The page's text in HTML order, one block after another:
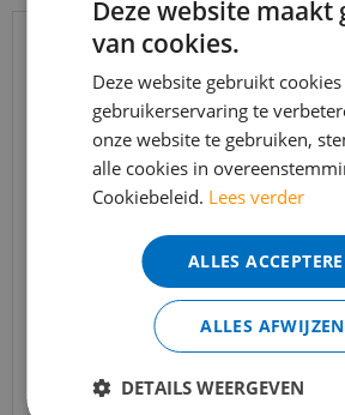
Coral Classic 4750 Warm Black 90
144,50
BEREIKBAARHEID
In verband met de
t/m 14 augustus
bereikbaar.
Bestelling worden
echter iets minder snel
gewend bent.
Voor vragen kan je ons
Deze website maakt
van cookies.
Deze website gebruikt
gebruikerservaring te
onze website te gebruiken,
alle cookies in
Cookiebeleid. Lees verder
ALLES
ALLES AFWIJZEN
DETAILS WEERGEVEN